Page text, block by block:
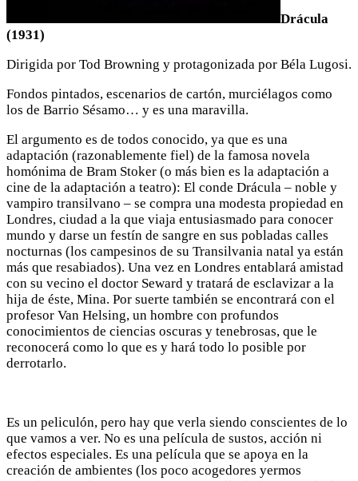
Drácula
(1931)
Dirigida por Tod Browning y protagonizada por Béla Lugosi.
Fondos pintados, escenarios de cartón, murciélagos como
los de Barrio Sésamo… y es una maravilla.
El argumento es de todos conocido, ya que es una
adaptación (razonablemente fiel) de la famosa novela
homónima de Bram Stoker (o más bien es la adaptación a
cine de la adaptación a teatro): El conde Drácula – noble y
vampiro transilvano – se compra una modesta propiedad en
Londres, ciudad a la que viaja entusiasmado para conocer
mundo y darse un festín de sangre en sus pobladas calles
nocturnas (los campesinos de su Transilvania natal ya están
más que resabiados). Una vez en Londres entablará amistad
con su vecino el doctor Seward y tratará de esclavizar a la
hija de éste, Mina. Por suerte también se encontrará con el
profesor Van Helsing, un hombre con profundos
conocimientos de ciencias oscuras y tenebrosas, que le
reconocerá como lo que es y hará todo lo posible por
derrotarlo.
Es un peliculón, pero hay que verla siendo conscientes de lo
que vamos a ver. No es una película de sustos, acción ni
efectos especiales. Es una película que se apoya en la
creación de ambientes (los poco acogedores yermos